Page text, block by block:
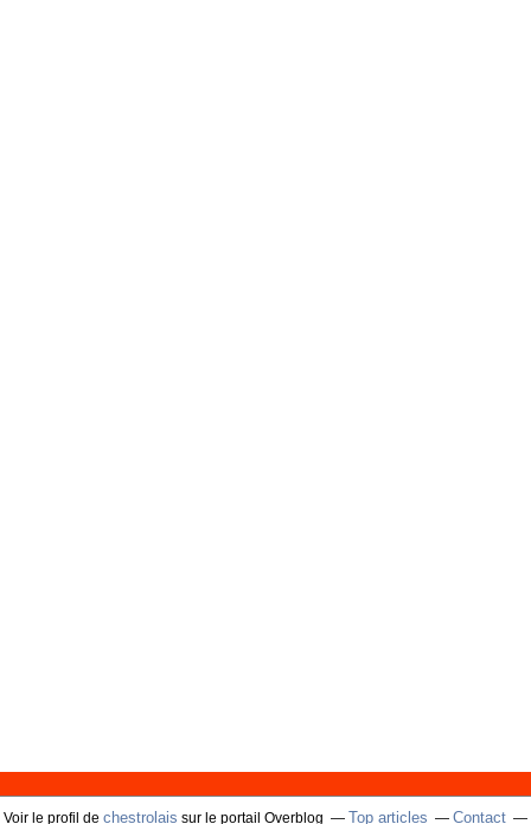
Voir le profil de chestrolais sur le portail Overblog Top articles Contact